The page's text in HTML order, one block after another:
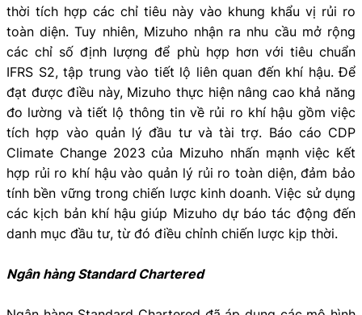
thời tích hợp các chỉ tiêu này vào khung khẩu vị rủi ro
toàn diện. Tuy nhiên, Mizuho nhận ra nhu cầu mở rộng
các chỉ số định lượng để phù hợp hơn với tiêu chuẩn
IFRS S2, tập trung vào tiết lộ liên quan đến khí hậu. Để
đạt được điều này, Mizuho thực hiện nâng cao khả năng
đo lường và tiết lộ thông tin về rủi ro khí hậu gồm việc
tích hợp vào quản lý đầu tư và tài trợ. Báo cáo CDP
Climate Change 2023 của Mizuho nhấn mạnh việc kết
hợp rủi ro khí hậu vào quản lý rủi ro toàn diện, đảm bảo
tính bền vững trong chiến lược kinh doanh. Việc sử dụng
các kịch bản khí hậu giúp Mizuho dự báo tác động đến
danh mục đầu tư, từ đó điều chỉnh chiến lược kịp thời.
Ngân hàng Standard Chartered